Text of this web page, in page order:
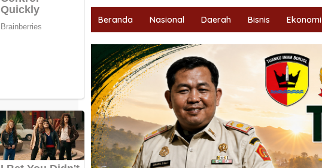
Beranda Nasional Daerah Bisnis Ekonomi